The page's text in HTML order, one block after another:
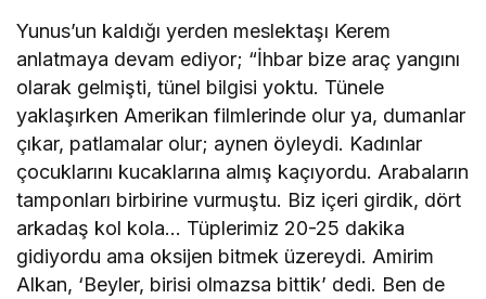
Yunus’un kaldığı yerden meslektaşı Kerem
anlatmaya devam ediyor; “İhbar bize araç yangını
olarak gelmişti, tünel bilgisi yoktu. Tünele
yaklaşırken Amerikan filmlerinde olur ya, dumanlar
çıkar, patlamalar olur; aynen öyleydi. Kadınlar
çocuklarını kucaklarına almış kaçıyordu. Arabaların
tamponları birbirine vurmuştu. Biz içeri girdik, dört
arkadaş kol kola… Tüplerimiz 20-25 dakika
gidiyordu ama oksijen bitmek üzereydi. Amirim
Alkan, ‘Beyler, birisi olmazsa bittik’ dedi. Ben de